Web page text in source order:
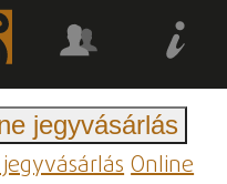
jegyvásárlás
Online